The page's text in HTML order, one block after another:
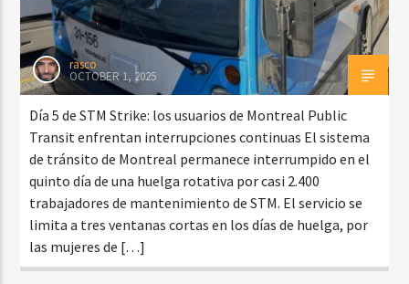
rasco
OCTOBER 1, 2025
Día 5 de STM Strike: los usuarios de Montreal Public
Transit enfrentan interrupciones continuas El sistema
de tránsito de Montreal permanece interrumpido en el
quinto día de una huelga rotativa por casi 2.400
trabajadores de mantenimiento de STM. El servicio se
limita a tres ventanas cortas en los días de huelga, por
las mujeres de […]